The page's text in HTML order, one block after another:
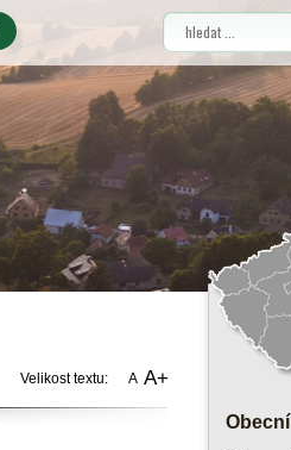
Vyhledávání
Velikost textu: A A+